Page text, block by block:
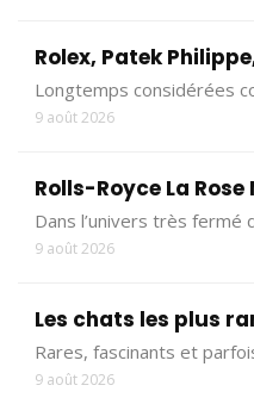
Rolex, Patek
Longtemps considérées
9 août 2026
Rolls-Royce La
Dans l’univers très fermé
9 août 2026
Les chats les plus
Rares, fascinants et
9 août 2026